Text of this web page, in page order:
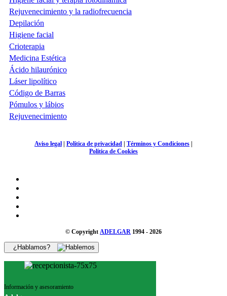
Rejuvenecimiento y la radiofrecuencia
Depilación
Higiene facial
Crioterapia
Medicina Estética
Ácido hilaurónico
Láser lipolítico
Código de Barras
Pómulos y lábios
Rejuvenecimiento
Aviso legal | Política de privacidad | Términos y Condiciones |
Política de Cookies
© Copyright ADELGAR 1994 - 2026
¿Hablamos?
Información y asesoramiento